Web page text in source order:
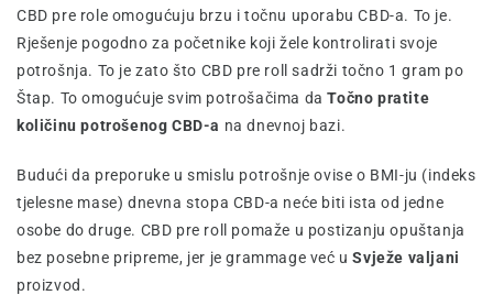
CBD pre role omogućuju brzu i točnu uporabu CBD-a. To je.
Rješenje pogodno za početnike koji žele kontrolirati svoje
potrošnja. To je zato što CBD pre roll sadrži točno 1 gram po
Štap. To omogućuje svim potrošačima daTočno pratite
količinu potrošenog CBD-a na dnevnoj bazi.
Budući da preporuke u smislu potrošnje ovise o BMI-ju (indeks
tjelesne mase) dnevna stopa CBD-a neće biti ista od jedne
osobe do druge. CBD pre roll pomaže u postizanju opuštanja
bez posebne pripreme, jer je grammage već uSvježe valjani
proizvod.